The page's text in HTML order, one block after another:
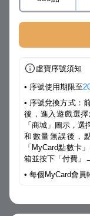
虛寶序號須知
• 序號使用期限至
• 序號兌換方式：
後，進入遊戲選
「商城」圖示，
和數量無誤後，
「MyCard點數卡
箱並按下「付費」
• 每個MyCard會員